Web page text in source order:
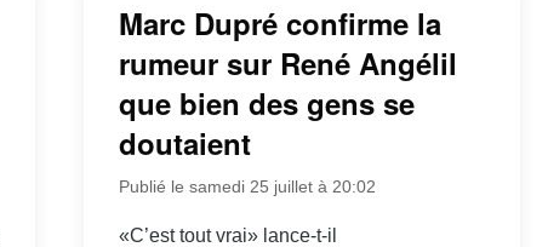
Marc Dupré confirme la
rumeur sur René Angélil
que bien des gens se
doutaient
Publié le samedi 25 juillet à 20:02
«C’est tout vrai» lance-t-il